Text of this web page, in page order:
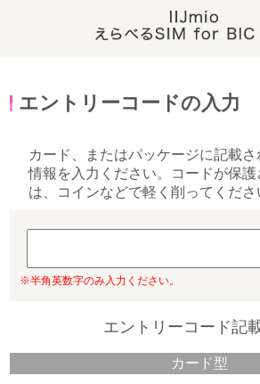
エントリーコードの入力
カード、またはパッケージに記載
情報を入力ください。コードが保
は、コインなどで軽く削ってくださ
※半角英数字のみ入力ください。
エントリーコード記
カード型